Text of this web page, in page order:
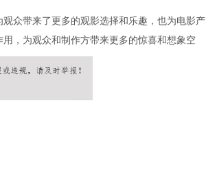
众带来了更多的观影选择和乐趣，也为电影产
，为观众和制作方带来更多的惊喜和想象空